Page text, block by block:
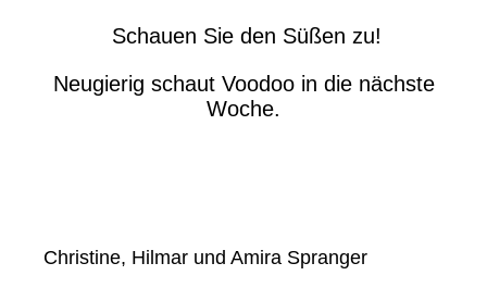
Schauen Sie den Süßen zu!
Neugierig schaut Voodoo in die nächste
Woche.
Christine, Hilmar und Amira Spranger